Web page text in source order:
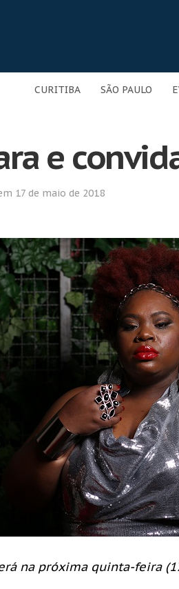
CURITIBA SÃO PAULO
e
17 de maio de 2018
na próxima quinta-feira